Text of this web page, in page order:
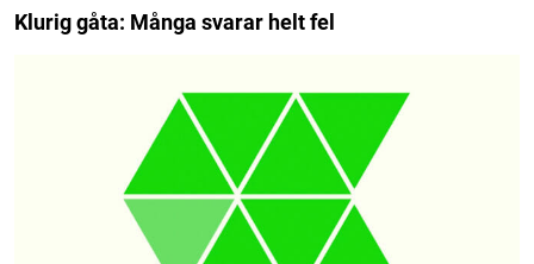
Klurig gåta: Många svarar helt fel